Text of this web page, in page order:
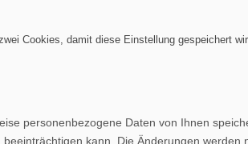
Cookies, damit diese Einstellung gespeichert
personenbezogene Daten von Ihnen
kann. Die Änderungen werden